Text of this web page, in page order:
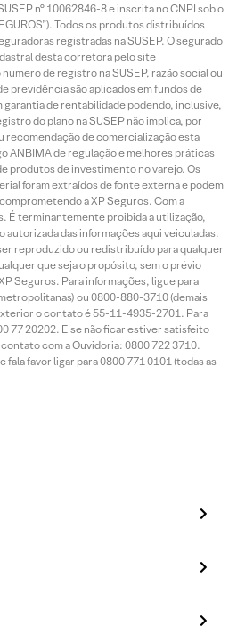
n° 10062846-8 e inscrita no CNPJ sob o
Todos os produtos distribuídos
registradas na SUSEP. O segurado
desta corretora pelo site
de registro na SUSEP, razão social ou
previdência são aplicados em fundos de
de rentabilidade podendo, inclusive,
do plano na SUSEP não implica, por
recomendação de comercialização esta
ANBIMA de regulação e melhores práticas
produtos de investimento no varejo. Os
foram extraídos de fonte externa e podem
a XP Seguros. Com a
É terminantemente proibida a utilização,
autorizada das informações aqui veiculadas.
reproduzido ou redistribuído para qualquer
que seja o propósito, sem o prévio
Seguros. Para informações, ligue para
ou 0800-880-3710 (demais
o contato é 55-11-4935-2701. Para
77 20202. E se não ficar estiver satisfeito
com a Ouvidoria: 0800 722 3710.
favor ligar para 0800 771 0101 (todas as